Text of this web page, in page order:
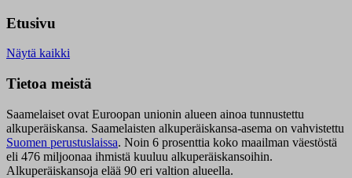
Etusivu
Näytä kaikki
Tietoa meistä
Saamelaiset ovat Euroopan unionin alueen ainoa tunnustettu
alkuperäiskansa. Saamelaisten alkuperäiskansa-asema on vahvistettu
Suomen perustuslaissa. Noin 6 prosenttia koko maailman väestöstä
eli 476 miljoonaa ihmistä kuuluu alkuperäiskansoihin.
Alkuperäiskansoja elää 90 eri valtion alueella.